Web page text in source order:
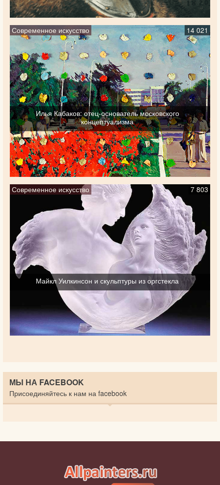
Современное искусство 14 021
Илья Кабаков: отец-основатель московского
концептуализма
Современное искусство 7 803
Майкл Уилкинсон и скульптуры из оргстекла
МЫ НА FACEBOOK
Присоединяйтесь к нам на facebook